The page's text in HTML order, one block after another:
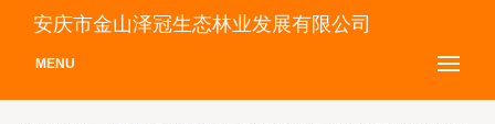
安庆市金山泽冠生态林业发展有限公司
MENU